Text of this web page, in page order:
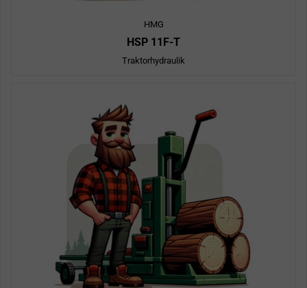
HMG
HSP 11F-T
Traktorhydraulik